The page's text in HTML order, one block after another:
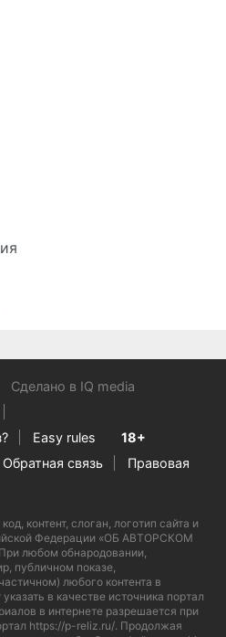
Сделано в IQ media
Easy rules
18+
Обратная связь
Правовая
контент, слоган, логотип сайта и
Федерации «ОБ АВТОРСКОМ
любом обнародовании,
публичном показе,
любого контента в
в качестве источника портал
в интернете разрешается при
https://p-reliz.ru/. Продолжая